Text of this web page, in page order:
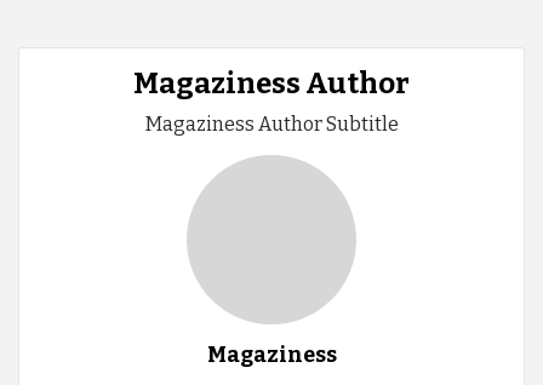
Magaziness Author
Magaziness Author Subtitle
Magaziness